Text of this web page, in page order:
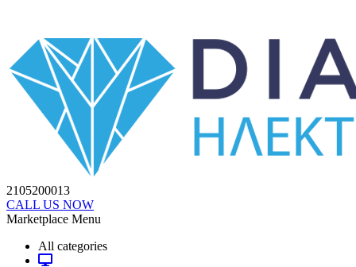
2105200013
CALL US NOW
Marketplace Menu
All categories